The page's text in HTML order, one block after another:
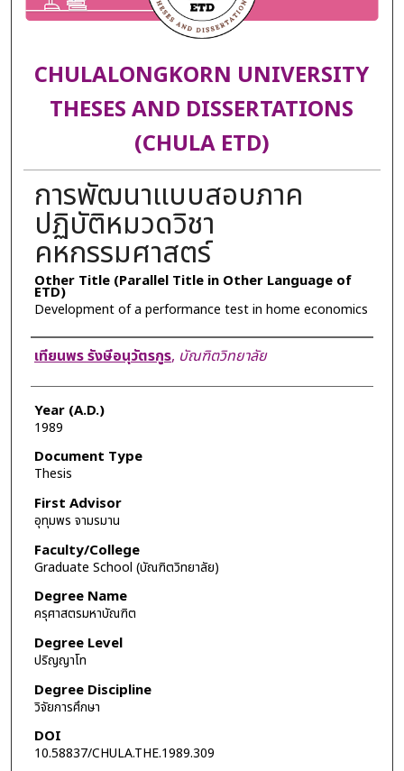
CHULALONGKORN UNIVERSITY
THESES AND DISSERTATIONS
(CHULA ETD)
การพัฒนาแบบสอบภาค
ปฏิบัติหมวดวิชา
คหกรรมศาสตร์
Other Title (Parallel Title in Other Language of
ETD)
Development of a performance test in home economics
Author
เทียนพร รังษีอนุวัตรกูร, บัณฑิตวิทยาลัย
Year (A.D.)
1989
Document Type
Thesis
First Advisor
อุทุมพร จามรมาน
Faculty/College
Graduate School (บัณฑิตวิทยาลัย)
Degree Name
ครุศาสตรมหาบัณฑิต
Degree Level
ปริญญาโท
Degree Discipline
วิจัยการศึกษา
DOI
10.58837/CHULA.THE.1989.309